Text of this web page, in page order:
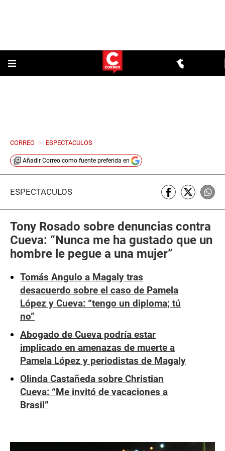
CORREO > ESPECTACULOS
Añadir Correo como fuente preferida en
ESPECTÁCULOS
Tony Rosado sobre denuncias contra
Cueva: “Nunca me ha gustado que un
hombre le pegue a una mujer”
Tomás Angulo a Magaly tras
desacuerdo sobre el caso de Pamela
López y Cueva: “tengo un diploma; tú
no”
Abogado de Cueva podría estar
implicado en amenazas de muerte a
Pamela López y periodistas de Magaly
Olinda Castañeda sobre Christian
Cueva: “Me invitó de vacaciones a
Brasil”